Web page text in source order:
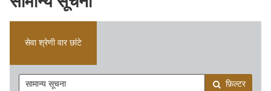
सेवा श्रेणी वार छांटे
फ़िल्टर